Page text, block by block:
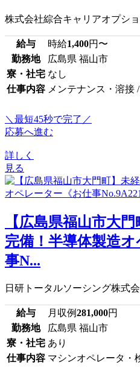
株式会社綜合キャリアオプシ
給与 時給1,400円〜
勤務地
広島県 福山市
寮・社宅 なし
仕事内容 メンテナンス・溶接
＼最短45秒で完了／
応募へ進む
詳しく
見る
【広島県福山市大
完備！半導体製造
事N...
日研トータルソーシング株式
給与 月収例281,000円
勤務地
広島県 福山市
寮・社宅 あり
仕事内容 マシンオペレータ・